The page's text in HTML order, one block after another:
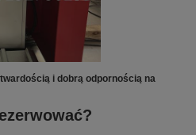
i dobrą odpornością na